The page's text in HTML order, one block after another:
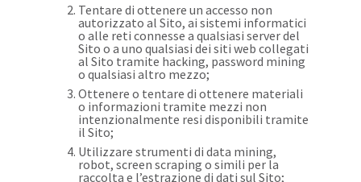
Tentare di ottenere un accesso non
autorizzato al Sito, ai sistemi informatici
o alle reti connesse a qualsiasi server del
Sito o a uno qualsiasi dei siti web collegati
al Sito tramite hacking, password mining
o qualsiasi altro mezzo;
Ottenere o tentare di ottenere materiali
o informazioni tramite mezzi non
intenzionalmente resi disponibili tramite
il Sito;
Utilizzare strumenti di data mining,
robot, screen scraping o simili per la
raccolta e l’estrazione di dati sul Sito;